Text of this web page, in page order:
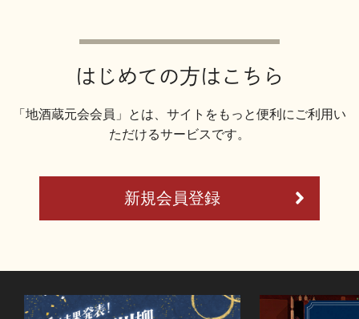
はじめての方はこちら
「地酒蔵元会会員」とは、サイトをもっと便利にご利用い
ただけるサービスです。
新規会員登録